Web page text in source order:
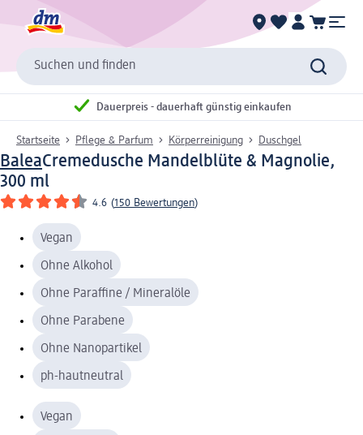
Suchen und finden
Dauerpreis - dauerhaft günstig einkaufen
Startseite Pflege & Parfum Körperreinigung Duschgel
BaleaCremedusche Mandelblüte & Magnolie,
300 ml
4.6 (150 Bewertungen)
Vegan
Ohne Alkohol
Ohne Paraffine / Mineralöle
Ohne Parabene
Ohne Nanopartikel
ph-hautneutral
Vegan